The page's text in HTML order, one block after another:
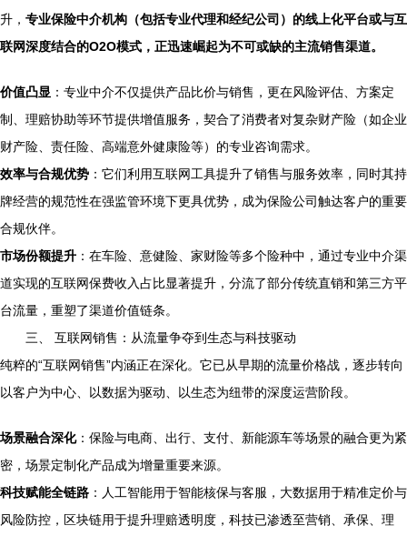
升， 专业保险中介机构（包括专业代理和经纪公司）的线上化平台或与互
联网深度结合的O2O模式，正迅速崛起为不可或缺的主流销售渠道。
价值凸显 ：专业中介不仅提供产品比价与销售，更在风险评估、方案定
制、理赔协助等环节提供增值服务，契合了消费者对复杂财产险（如企业
财产险、责任险、高端意外健康险等）的专业咨询需求。
效率与合规优势 ：它们利用互联网工具提升了销售与服务效率，同时其持
牌经营的规范性在强监管环境下更具优势，成为保险公司触达客户的重要
合规伙伴。
市场份额提升 ：在车险、意健险、家财险等多个险种中，通过专业中介渠
道实现的互联网保费收入占比显著提升，分流了部分传统直销和第三方平
台流量，重塑了渠道价值链条。
三、 互联网销售：从流量争夺到生态与科技驱动
纯粹的“互联网销售”内涵正在深化。它已从早期的流量价格战，逐步转向
以客户为中心、以数据为驱动、以生态为纽带的深度运营阶段。
场景融合深化：保险与电商、出行、支付、新能源车等场景的融合更为紧
密，场景定制化产品成为增量重要来源。
科技赋能全链路 ：人工智能用于智能核保与客服，大数据用于精准定价与
风险防控，区块链用于提升理赔透明度，科技已渗透至营销、承保、理